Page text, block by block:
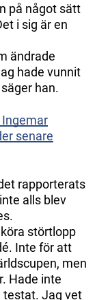
på något sätt
i sig är en
ändrade
hade vunnit
han.
senare
rapporterats
alls blev
störtlopp
Inte för att
men
Hade inte
testat. Jag vet